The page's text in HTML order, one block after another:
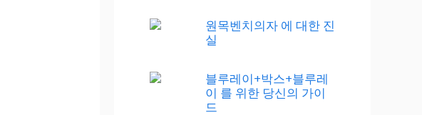
원목벤치의자 에 대한 진
실
블루레이+박스+블루레
이 를 위한 당신의 가이
드